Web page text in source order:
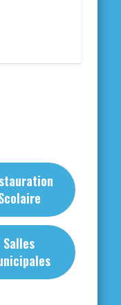
Salles